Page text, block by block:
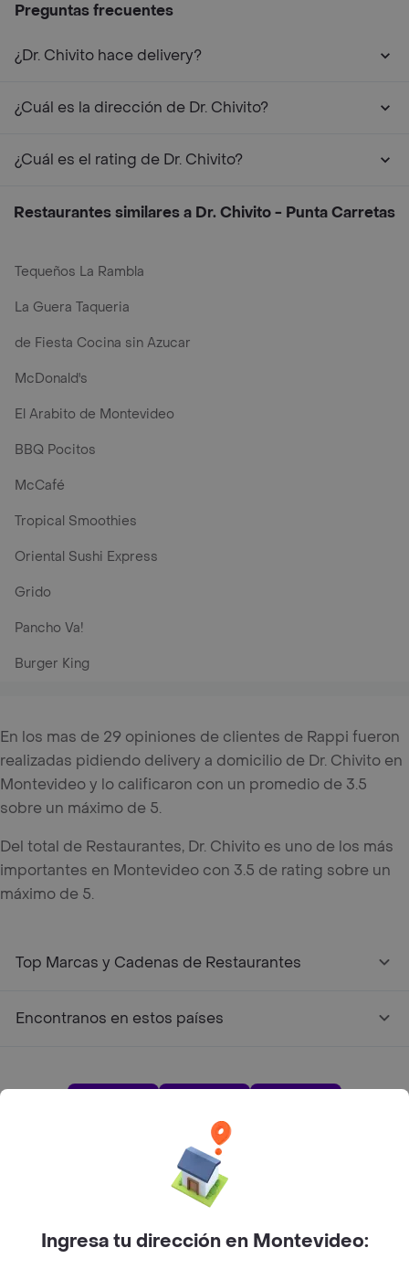
Preguntas frecuentes
¿Dr. Chivito hace delivery?
¿Cuál es la dirección de Dr. Chivito?
¿Cuál es el rating de Dr. Chivito?
Restaurantes similares a Dr. Chivito - Punta Carretas
Tequeños La Rambla
La Guera Taqueria
de Fiesta Cocina sin Azucar
McDonald's
El Arabito de Montevideo
BBQ Pocitos
McCafé
Tropical Smoothies
Oriental Sushi Express
Grido
Pancho Va!
Burger King
En los mas de 29 opiniones de clientes de Rappi fueron
realizadas pidiendo delivery a domicilio de Dr. Chivito en
Montevideo y lo calificaron con un promedio de 3.5
sobre un máximo de 5.
Del total de Restaurantes, Dr. Chivito es uno de los más
importantes en Montevideo con 3.5 de rating sobre un
máximo de 5.
Top Marcas y Cadenas de Restaurantes
Encontranos en estos países
Google play
Ingresa tu dirección en Montevideo: